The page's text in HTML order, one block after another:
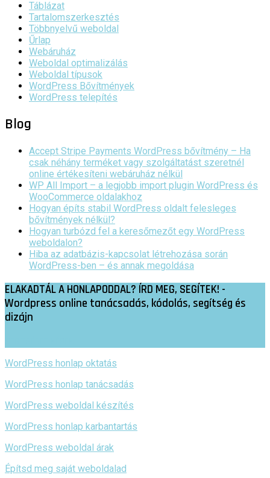
Táblázat
Tartalomszerkesztés
Többnyelvű weboldal
Űrlap
Webáruház
Weboldal optimalizálás
Weboldal típusok
WordPress Bővítmények
WordPress telepítés
Blog
Accept Stripe Payments WordPress bővítmény – Ha
csak néhány terméket vagy szolgáltatást szeretnél
online értékesíteni webáruház nélkül
WP All Import – a legjobb import plugin WordPress és
WooCommerce oldalakhoz
Hogyan építs stabil WordPress oldalt felesleges
bővítmények nélkül?
Hogyan turbózd fel a keresőmezőt egy WordPress
weboldalon?
Hiba az adatbázis-kapcsolat létrehozása során
WordPress-ben – és annak megoldása
ELAKADTÁL A HONLAPODDAL? ÍRD MEG, SEGÍTEK! -
Wordpress online tanácsadás, kódolás, segítség és
dizájn
WordPress honlap oktatás
WordPress honlap tanácsadás
WordPress weboldal készítés
WordPress honlap karbantartás
WordPress weboldal árak
Építsd meg saját weboldalad